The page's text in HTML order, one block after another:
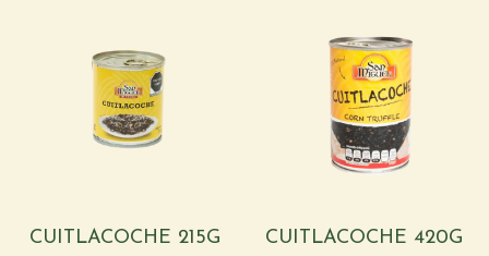
CUITLACOCHE 215G
CUITLACOCHE 420G